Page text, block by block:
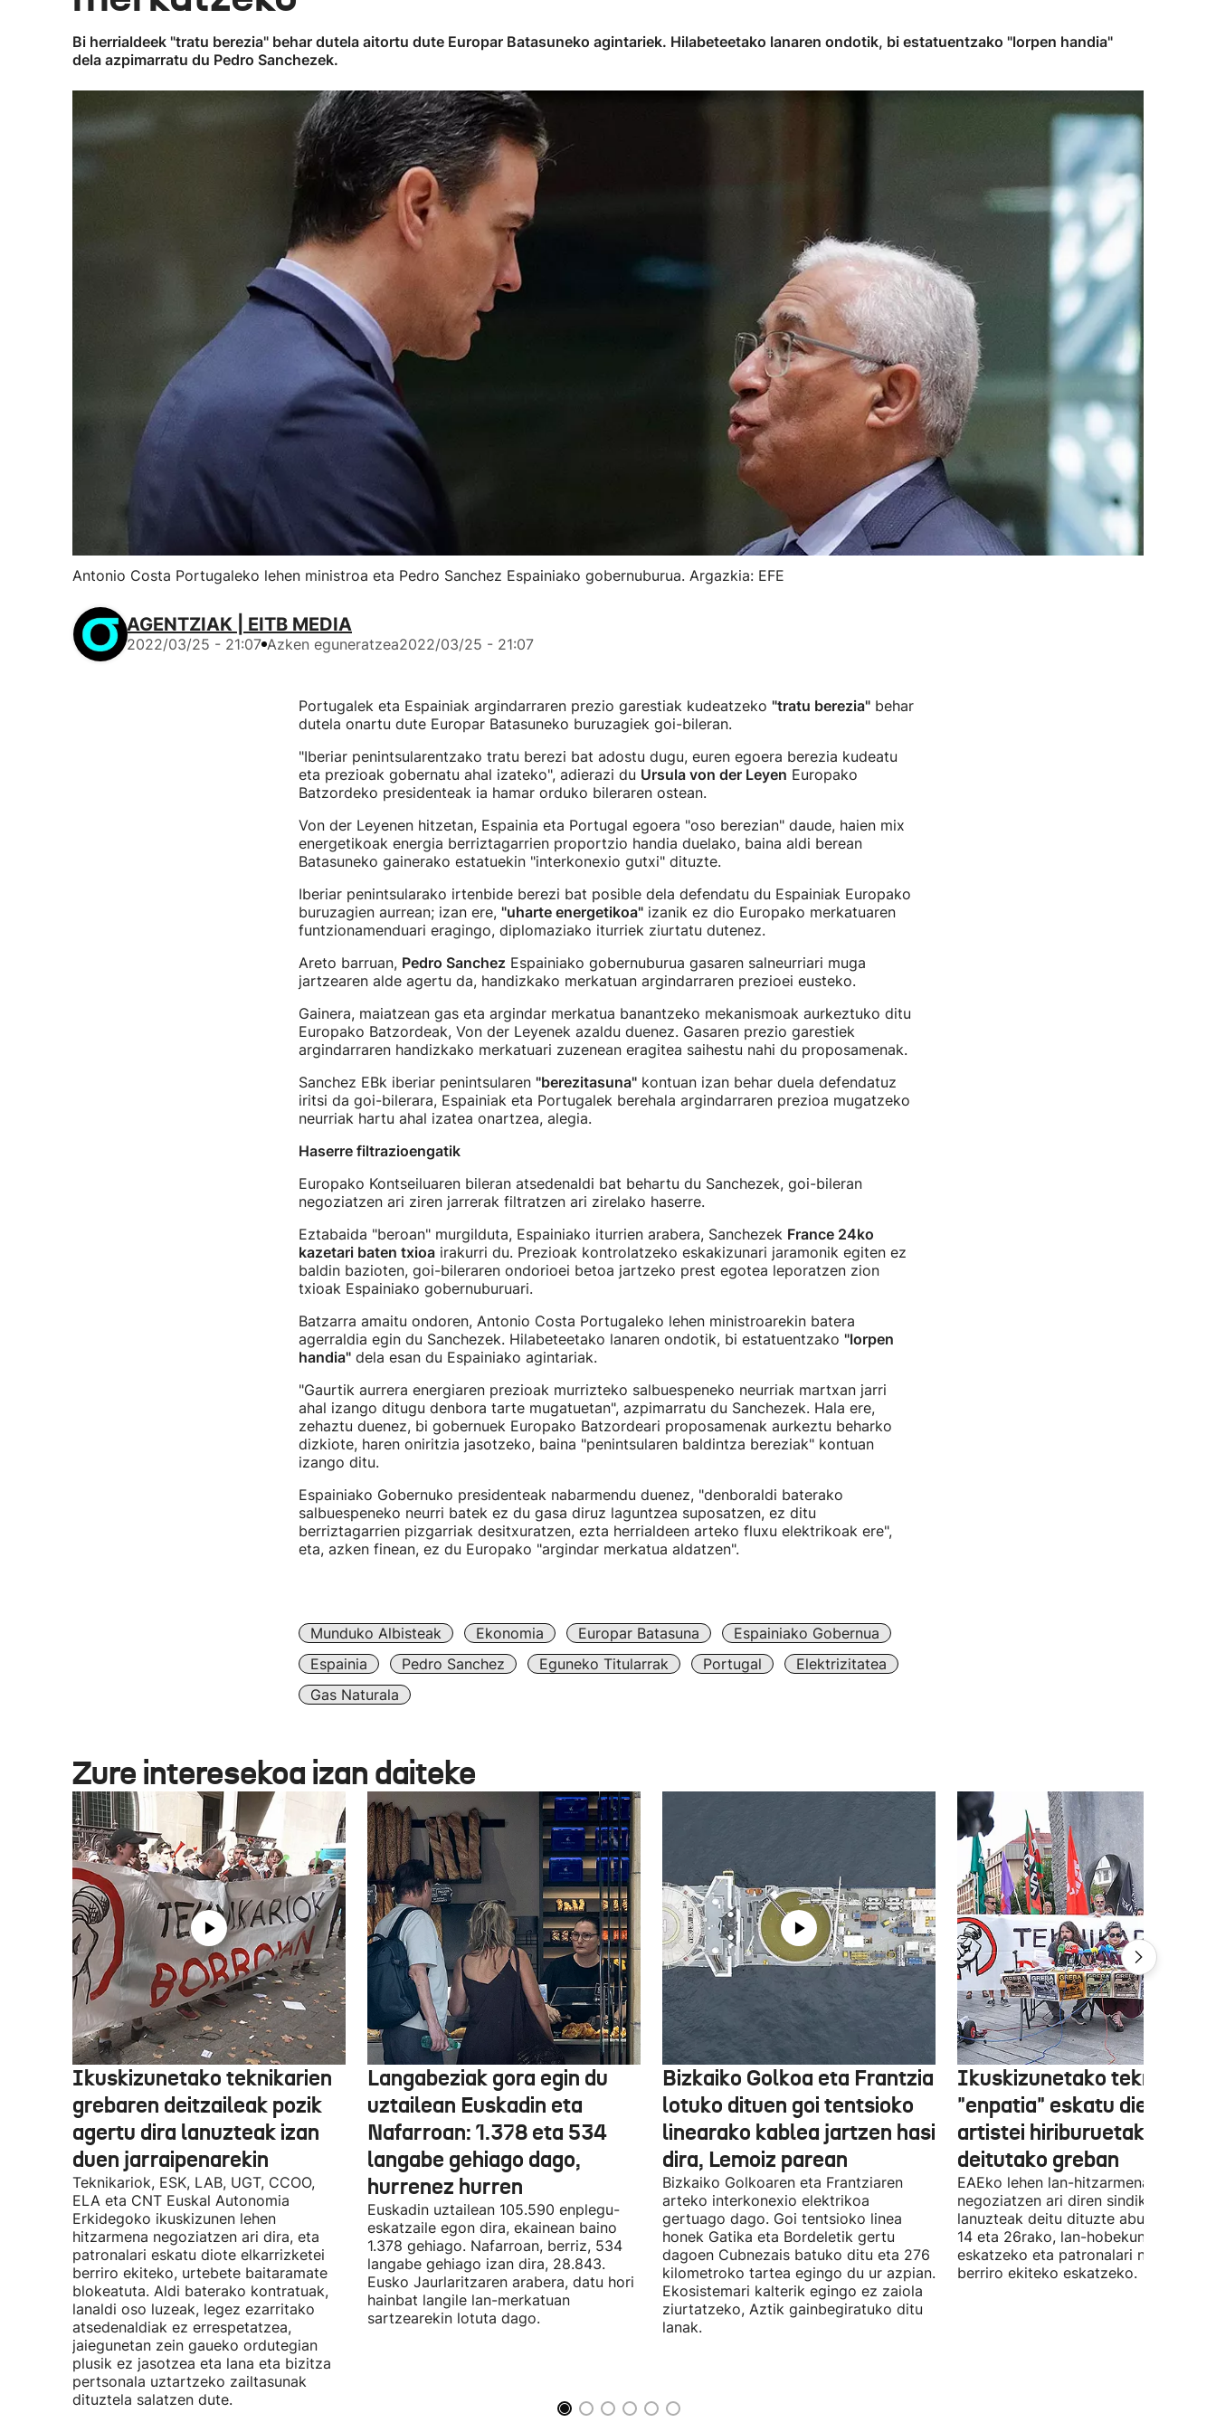
Bi herrialdeek "tratu berezia" behar dutela aitortu dute Europar Batasuneko agintariek. Hilabeteetako lanaren ondotik, bi estatuentzako "lorpen handia"
dela azpimarratu du Pedro Sanchezek.
Antonio Costa Portugaleko lehen ministroa eta Pedro Sanchez Espainiako gobernuburua. Argazkia: EFE
AGENTZIAK | EITB MEDIA
2022/03/25 - 21:07 Azken eguneratzea2022/03/25 - 21:07
Portugalek eta Espainiak argindarraren prezio garestiak kudeatzeko "tratu berezia"behar
dutela onartu dute Europar Batasuneko buruzagiek goi-bileran.
"Iberiar penintsularentzako tratu berezi bat adostu dugu, euren egoera berezia kudeatu
eta prezioak gobernatu ahal izateko", adierazi du Ursula von der Leyen Europako
Batzordeko presidenteak ia hamar orduko bileraren ostean.
Von der Leyenen hitzetan, Espainia eta Portugal egoera "oso berezian" daude, haien mix
energetikoak energia berriztagarrien proportzio handia duelako, baina aldi berean
Batasuneko gainerako estatuekin "interkonexio gutxi" dituzte.
Iberiar penintsularako irtenbide berezi bat posible dela defendatu du Espainiak Europako
buruzagien aurrean; izan ere, "uharte energetikoa"izanik ez dio Europako merkatuaren
funtzionamenduari eragingo, diplomaziako iturriek ziurtatu dutenez.
Areto barruan, Pedro SanchezEspainiako gobernuburua gasaren salneurriari muga
jartzearen alde agertu da, handizkako merkatuan argindarraren prezioei eusteko.
Gainera, maiatzean gas eta argindar merkatua banantzeko mekanismoak aurkeztuko ditu
Europako Batzordeak, Von der Leyenek azaldu duenez. Gasaren prezio garestiek
argindarraren handizkako merkatuari zuzenean eragitea saihestu nahi du proposamenak.
Sanchez EBk iberiar penintsularen "berezitasuna"kontuan izan behar duela defendatuz
iritsi da goi-bilerara, Espainiak eta Portugalek berehala argindarraren prezioa mugatzeko
neurriak hartu ahal izatea onartzea, alegia.
Haserre filtrazioengatik
Europako Kontseiluaren bileran atsedenaldi bat behartu du Sanchezek, goi-bileran
negoziatzen ari ziren jarrerak filtratzen ari zirelako haserre.
Eztabaida "beroan" murgilduta, Espainiako iturrien arabera, Sanchezek France 24ko
kazetari baten txioairakurri du. Prezioak kontrolatzeko eskakizunari jaramonik egiten ez
baldin bazioten, goi-bileraren ondorioei betoa jartzeko prest egotea leporatzen zion
txioak Espainiako gobernuburuari.
Batzarra amaitu ondoren, Antonio Costa Portugaleko lehen ministroarekin batera
agerraldia egin du Sanchezek. Hilabeteetako lanaren ondotik, bi estatuentzako "lorpen
handia"dela esan du Espainiako agintariak.
"Gaurtik aurrera energiaren prezioak murrizteko salbuespeneko neurriak martxan jarri
ahal izango ditugu denbora tarte mugatuetan", azpimarratu du Sanchezek. Hala ere,
zehaztu duenez, bi gobernuek Europako Batzordeari proposamenak aurkeztu beharko
dizkiote, haren oniritzia jasotzeko, baina "penintsularen baldintza bereziak" kontuan
izango ditu.
Espainiako Gobernuko presidenteak nabarmendu duenez, "denboraldi baterako
salbuespeneko neurri batek ez du gasa diruz laguntzea suposatzen, ez ditu
berriztagarrien pizgarriak desitxuratzen, ezta herrialdeen arteko fluxu elektrikoak ere",
eta, azken finean, ez du Europako "argindar merkatua aldatzen".
Munduko Albisteak Ekonomia Europar Batasuna
Espainiako Gobernua
Espainia
Pedro Sanchez Eguneko Titularrak Portugal
Elektrizitatea
Gas Naturala
Zure interesekoa izan daiteke
Ikuskizunetako teknikarien
grebaren deitzaileak pozik
agertu dira lanuzteak izan
duen jarraipenarekin
Teknikariok, ESK, LAB, UGT, CCOO,
ELA eta CNT Euskal Autonomia
Erkidegoko ikuskizunen lehen
hitzarmena negoziatzen ari dira, eta
patronalari eskatu diote elkarrizketei
berriro ekiteko, urtebete baitaramate
blokeatuta. Aldi baterako kontratuak,
lanaldi oso luzeak, legez ezarritako
atsedenaldiak ez errespetatzea,
jaiegunetan zein gaueko ordutegian
plusik ez jasotzea eta lana eta bizitza
pertsonala uztartzeko zailtasunak
dituztela salatzen dute.
Langabeziak gora egin du
uztailean Euskadin eta
Nafarroan: 1.378 eta 534
langabe gehiago dago,
hurrenez hurren
Euskadin uztailean 105.590 enplegu-
eskatzaile egon dira, ekainean baino
1.378 gehiago. Nafarroan, berriz, 534
langabe gehiago izan dira, 28.843.
Eusko Jaurlaritzaren arabera, datu hori
hainbat langile lan-merkatuan
sartzearekin lotuta dago.
Bizkaiko Golkoa eta Frantzia
lotuko dituen goi tentsioko
linearako kablea jartzen hasi
dira, Lemoiz parean
Bizkaiko Golkoaren eta Frantziaren
arteko interkonexio elektrikoa
gertuago dago. Goi tentsioko linea
honek Gatika eta Bordeletik gertu
dagoen Cubnezais batuko ditu eta 276
kilometroko tartea egingo du ur azpian.
Ekosistemari kalterik egingo ez zaiola
ziurtatzeko, Aztik gainbegiratuko ditu
lanak.
Ikuskizunetako teknikariek
"enpatia" eskatu diete
artistei hiriburuetako
deitutako greban
EAEko lehen lan-hitzarmena
negoziatzen ari diren sindikatuek
lanuzteak deitu dituzte abuztuaren 5,
14 eta 26rako, lan-hobekuntzak
eskatzeko eta patronalari
berriro ekiteko eskatzeko.